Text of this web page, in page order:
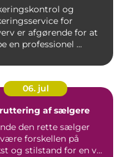
og
for
er afgørende for at
en professionel ...
06. jul
af sælgere
den rette sælger
forskellen på
og stilstand for en v...